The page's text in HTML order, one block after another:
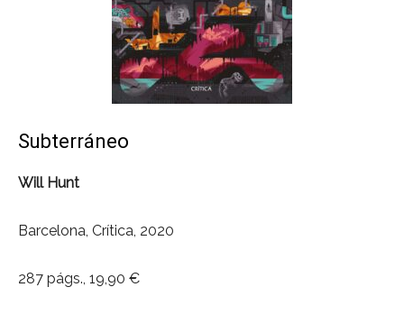
Subterráneo
Will Hunt
Barcelona, Crítica, 2020
287 págs., 19,90 €